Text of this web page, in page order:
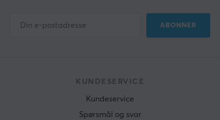
ABONNER
KUNDESERVICE
Kundeservice
Spørsmål og svar